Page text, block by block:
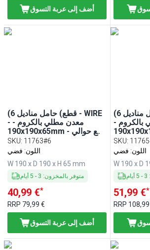
أضف إلى عربة التسوق
(6 قطع) حامل مناديل - WIRE
- معدن مطلي بالكروم -
190x190x65mm - يسع حوالي
50 مناديل كوكتيل ربع طية -
يشمل ثِقَل للمناديل
SKU: 11763#6
اللون: فضي
W 190 x D 190 x H 65 mm
متوفر بالمخزون:
3
-
5 أيام
40,99 €*
RRP 79,99 €
أضف إلى عربة التسوق
(6 قطع) حامل مناديل - WIRE -
بالكروم -
190x190x190mm - يسع
كوكتيل ربع
للمناديل
SKU:
اللون: فضي
W 190 x D
:
3
-
5 أيام
51,99 €*
RRP